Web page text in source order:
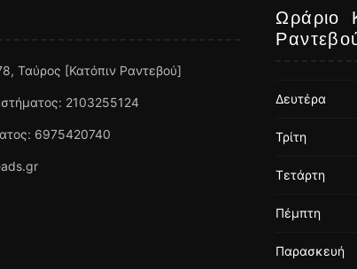
Ταύρος [Κατόπιν Ραντεβού]
2103255124
6975420740
Ωράριο
Δευτέρα
Τρίτη
Τετάρτη
Πέμπτη
Παρασκευή